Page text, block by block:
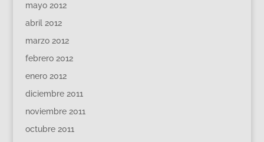
mayo 2012
abril 2012
marzo 2012
febrero 2012
enero 2012
diciembre 2011
noviembre 2011
octubre 2011